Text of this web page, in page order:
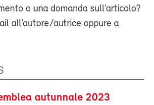
o una domanda sull’articolo?
all’autore/autrice oppure a
autunnale 2023